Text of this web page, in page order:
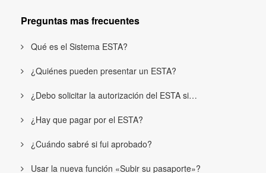
Preguntas mas frecuentes
Qué es el Sistema ESTA?
¿Quiénes pueden presentar un ESTA?
¿Debo solicitar la autorización del ESTA si…
¿Hay que pagar por el ESTA?
¿Cuándo sabré si fui aprobado?
Usar la nueva función «Subir su pasaporte»?